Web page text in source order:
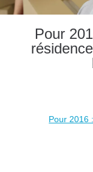
Pour
Pour 2016